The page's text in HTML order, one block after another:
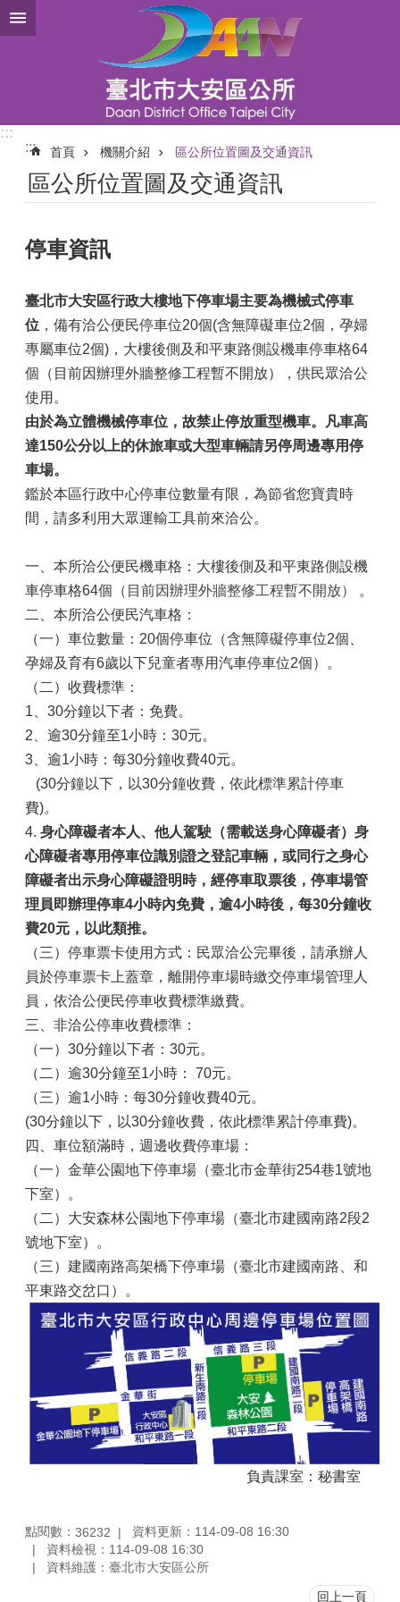
跳到主要內容區塊
:::
:::
首頁 機關介紹 區公所位置圖及交通資訊
區公所位置圖及交通資訊
停車資訊
臺北市大安區行政大樓地下停車場主要為機械式停車
位 ，備有洽公便民停車位20個(含無障礙車位2個，孕婦
專屬車位2個)，大樓後側及和平東路側設機車停車格64
個（目前因辦理外牆整修工程暫不開放），供民眾洽公
使用。
由於為立體機械停車位，故禁止停放重型機車。凡車高
達150公分以上的休旅車或大型車輛請另停周邊專用停
車場。
鑑於本區行政中心停車位數量有限，為節省您寶貴時
間，請多利用大眾運輸工具前來洽公。
一、本所洽公便民機車格：大樓後側及和平東路側設機
車停車格64個 （目前因辦理外牆整修工程暫不開放）
。
二、本所洽公便民汽車格：
（一）車位數量：20個停車位（含無障礙停車位2個、
孕婦及育有6歲以下兒童者專用汽車停車位2個）。
（二）收費標準：
1、30分鐘以下者：免費。
2、逾30分鐘至1小時：30元。
3、逾1小時：每30分鐘收費40元。
(30分鐘以下，以30分鐘收費，依此標準累計停車
費)。
4. 身心障礙者本人、他人駕駛（需載送身心障礙者）身
心障礙者專用停車位識別證之登記車輛，或同行之身心
障礙者出示身心障礙證明時，經停車取票後，停車場管
理員即辦理停車4小時內免費，逾4小時後，每30分鐘收
費20元，以此類推。
（三）停車票卡使用方式：民眾洽公完畢後，請承辦人
員於停車票卡上蓋章，離開停車場時繳交停車場管理人
員，依洽公便民停車收費標準繳費。
三、非洽公停車收費標準：
（一）30分鐘以下者：30元。
（二）逾30分鐘至1小時： 70元。
（三）逾1小時：每30分鐘收費40元。
(30分鐘以下，以30分鐘收費，依此標準累計停車費)。
四、車位額滿時，週邊收費停車場：
（一）金華公園地下停車場（臺北市金華街254巷1號地
下室）。
（二）大安森林公園地下停車場（臺北市建國南路2段2
號地下室）。
（三）建國南路高架橋下停車場（臺北市建國南路、和
平東路交岔口）。
負責課室：秘書室
點閱數： 36232
資料更新：114-09-08 16:30
資料檢視：114-09-08 16:30
資料維護：臺北市大安區公所
回上一頁